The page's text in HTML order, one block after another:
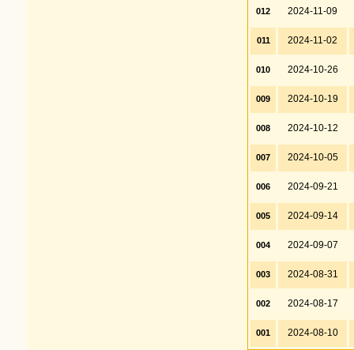
012 2024-11-09
011 2024-11-02
010 2024-10-26
009 2024-10-19
008 2024-10-12
007 2024-10-05
006 2024-09-21
005 2024-09-14
004 2024-09-07
003 2024-08-31
002 2024-08-17
001 2024-08-10